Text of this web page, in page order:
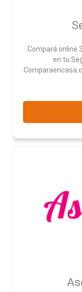
Compará online
en tu